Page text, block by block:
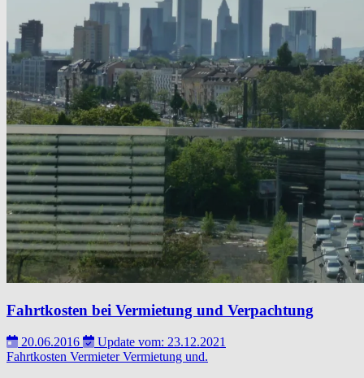
Fahrtkosten bei Vermietung und Verpachtung
20.06.2016
Update vom: 23.12.2021
Fahrtkosten VermieterVermietung und.